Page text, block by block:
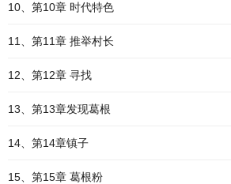
10、第10章 时代特色
11、第11章 推举村长
12、第12章 寻找
13、第13章发现葛根
14、第14章镇子
15、第15章 葛根粉